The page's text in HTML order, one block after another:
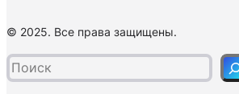
© 2025. Все права защищены.
о
и